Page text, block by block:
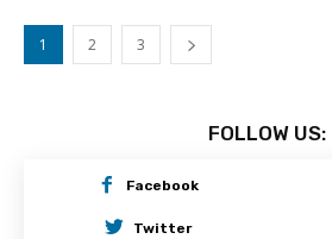
1 2 3
FOLLOW US:
Facebook
Twitter